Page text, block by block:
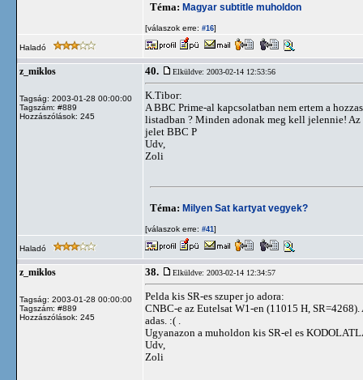
Téma: Magyar subtitle muholdon
[válaszok erre: #16]
Haladó
z_miklos
Tagság: 2003-01-28 00:00:00
Tagszám: #889
Hozzászólások: 245
40. Elküldve: 2003-02-14 12:53:56
K.Tibor:
A BBC Prime-al kapcsolatban nem ertem a
listadban ? Minden adonak meg kell jelennie!
jelet BBC P
Udv,
Zoli
Téma: Milyen Sat kartyat vegyek?
[válaszok erre: #41]
Haladó
z_miklos
Tagság: 2003-01-28 00:00:00
Tagszám: #889
Hozzászólások: 245
38. Elküldve: 2003-02-14 12:34:57
Pelda kis SR-es szuper jo adora:
CNBC-e az Eutelsat W1-en (11015 H,
adas. :( .
Ugyanazon a muholdon kis SR-el es
Udv,
Zoli